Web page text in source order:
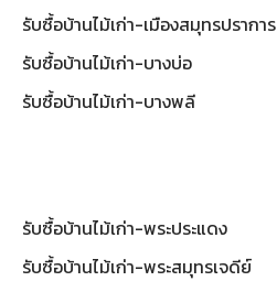
รับซื้อบ้านไม้เก่า-เมืองสมุทรปราการ
รับซื้อบ้านไม้เก่า-บางบ่อ
รับซื้อบ้านไม้เก่า-บางพลี
รับซื้อบ้านไม้เก่า-พระประแดง
รับซื้อบ้านไม้เก่า-พระสมุทรเจดีย์